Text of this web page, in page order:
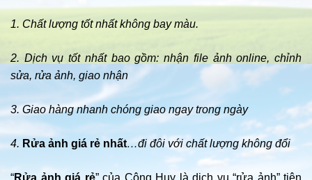
1. Chất lượng tốt nhất không bay màu.
2. Dịch vụ tốt nhất bao gồm: nhận file ảnh online, chỉnh
sửa, rửa ảnh, giao nhận
3. Giao hàng nhanh chóng giao ngay trong ngày
4. Rửa ảnh giá rẻ nhất…đi đôi với chất lượng không đổi
“Rửa ảnh giá rẻ” của Công Huy là dịch vụ “rửa ảnh” tiện